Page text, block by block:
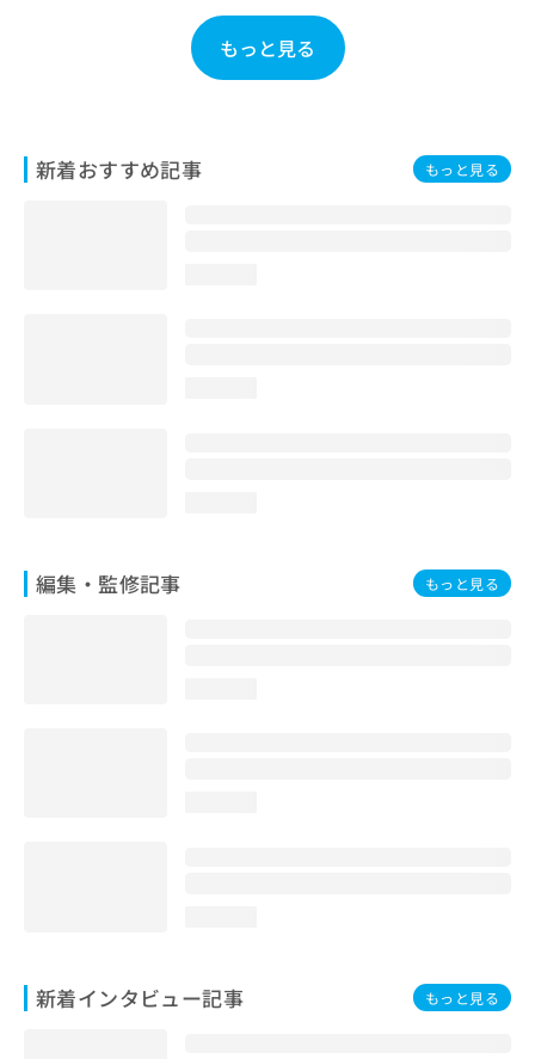
もっと見る
新着おすすめ記事 もっと見る
編集・監修記事 もっと見る
新着インタビュー記事 もっと見る